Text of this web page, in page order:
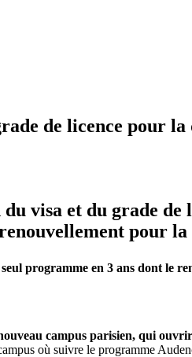
de licence pour
visa et du grade de
pour la
programme en 3 ans dont le
campus parisien, qui
où suivre le programme